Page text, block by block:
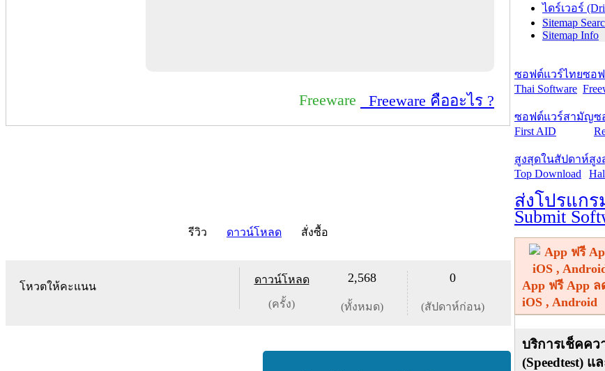
Freeware Freeware คืออะไร ?
รีวิว ดาวน์โหลด สั่งซื้อ
โหวตให้คะแนน
ดาวน์โหลด
(ครั้ง)
2,568
(ทั้งหมด)
0
(สัปดาห์ก่อน)
ไดร์เวอร์
Sitemap
Sitemap Info
ซอฟต์แวร์ไทย
Thai Software
ซอ
ซอฟต์แวร์สามัญ
First AID
ซ
สูงสุดในสัปดาห์
Top Download
สูง
ส่งโปรแกร
Submit
App ฟรี App ล
iOS , Android
บริการเช็คคว
(Speedtest) แ